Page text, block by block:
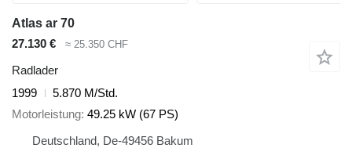
Atlas ar 70
27.130 €
≈ 25.350 CHF
Radlader
1999
5.870 M/Std.
Motorleistung 49.25 kW (67 PS)
Deutschland, De-49456 Bakum